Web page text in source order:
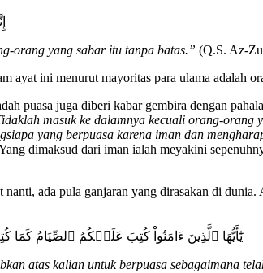
orang yang sabar itu tanpa batas.” (Q.S. Az-
ayat ini menurut mayoritas para ulama
puasa juga diberi kabar gembira dengan
masuk ke dalamnya kecuali orang-orang
yang berpuasa karena iman dan
dimaksud dari iman ialah meyakini
ada pula ganjaran yang dirasakan di
يَٰٓأَيُّهَا ٱلَّذِينَ ءَامَنُواْ كُتِبَ عَلَيۡكُمُ ٱلصِّيَامُ
atas kalian untuk berpuasa sebagaimana